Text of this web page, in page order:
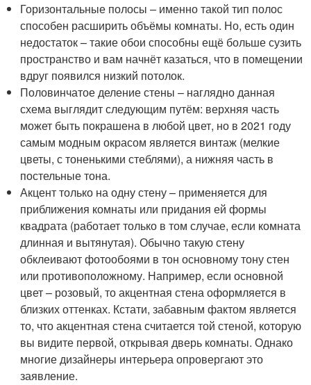
Горизонтальные полосы – именно такой тип полос
способен расширить объёмы комнаты. Но, есть один
недостаток – такие обои способны ещё больше сузить
пространство и вам начнёт казаться, что в помещении
вдруг появился низкий потолок.
Половинчатое деление стены – наглядно данная
схема выглядит следующим путём: верхняя часть
может быть покрашена в любой цвет, но в 2021 году
самым модным окрасом является винтаж (мелкие
цветы, с тоненькими стеблями), а нижняя часть в
постельные тона.
Акцент только на одну стену – применяется для
приближения комнаты или придания ей формы
квадрата (работает только в том случае, если комната
длинная и вытянутая). Обычно такую стену
обклеивают фотообоями в тон основному тону стен
или противоположному. Например, если основной
цвет – розовый, то акцентная стена оформляется в
близких оттенках. Кстати, забавным фактом является
то, что акцентная стена считается той стеной, которую
вы видите первой, открывая дверь комнаты. Однако
многие дизайнеры интерьера опровергают это
заявление.